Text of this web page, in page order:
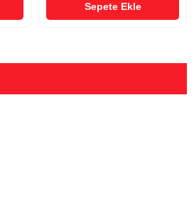
Sepete Ekle